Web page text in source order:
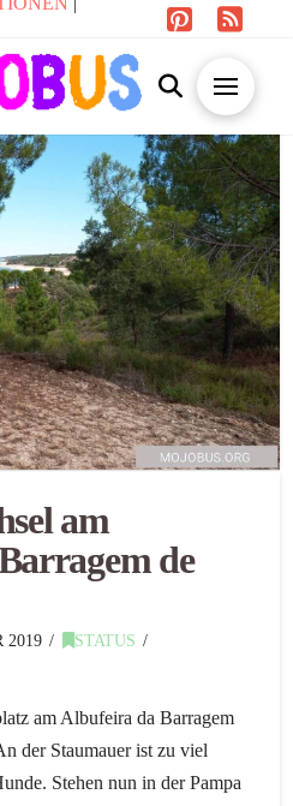
am
de
2019
STATUS
am Albufeira da Barragem
der Staumauer ist zu viel
Stehen nun in der Pampa